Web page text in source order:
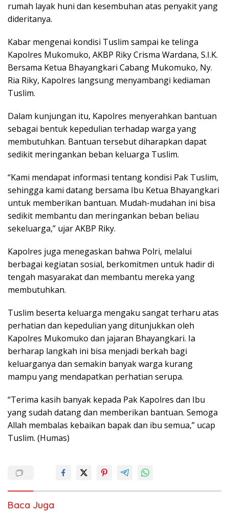
rumah layak huni dan kesembuhan atas penyakit yang
dideritanya.
Kabar mengenai kondisi Tuslim sampai ke telinga
Kapolres Mukomuko, AKBP Riky Crisma Wardana, S.I.K.
Bersama Ketua Bhayangkari Cabang Mukomuko, Ny.
Ria Riky, Kapolres langsung menyambangi kediaman
Tuslim.
Dalam kunjungan itu, Kapolres menyerahkan bantuan
sebagai bentuk kepedulian terhadap warga yang
membutuhkan. Bantuan tersebut diharapkan dapat
sedikit meringankan beban keluarga Tuslim.
“Kami mendapat informasi tentang kondisi Pak Tuslim,
sehingga kami datang bersama Ibu Ketua Bhayangkari
untuk memberikan bantuan. Mudah-mudahan ini bisa
sedikit membantu dan meringankan beban beliau
sekeluarga,” ujar AKBP Riky.
Kapolres juga menegaskan bahwa Polri, melalui
berbagai kegiatan sosial, berkomitmen untuk hadir di
tengah masyarakat dan membantu mereka yang
membutuhkan.
Tuslim beserta keluarga mengaku sangat terharu atas
perhatian dan kepedulian yang ditunjukkan oleh
Kapolres Mukomuko dan jajaran Bhayangkari. Ia
berharap langkah ini bisa menjadi berkah bagi
keluarganya dan semakin banyak warga kurang
mampu yang mendapatkan perhatian serupa.
“Terima kasih banyak kepada Pak Kapolres dan Ibu
yang sudah datang dan memberikan bantuan. Semoga
Allah membalas kebaikan bapak dan ibu semua,” ucap
Tuslim. (Humas)
Baca Juga